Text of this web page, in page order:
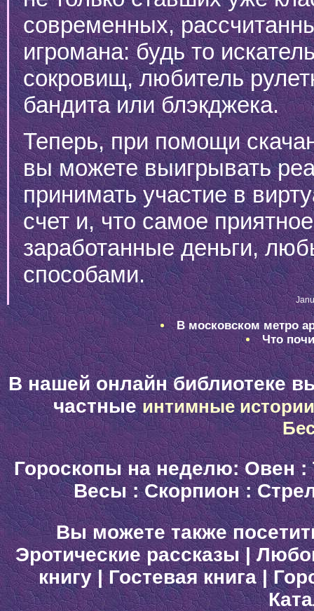
современных,
игромана: будь то
сокровищ, любитель
бандита или блэкджека.
Теперь, при помощи
вы можете выигрывать
принимать участие в
счет и, что самое
заработанные деньги,
способами.
В московском метро
Что
В нашей онлайн библиотеке
частныеинтимные истории
Гороскопы на неделю:Овен:
Весы:Скорпион:
Вы можете также
Эротические рассказы|
книгу|Гостевая книга|